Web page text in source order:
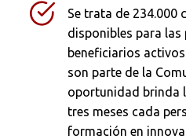
Se trata de 234.000
disponibles para las
beneficiarios
son parte de la
oportunidad brinda
tres meses cada
formación en